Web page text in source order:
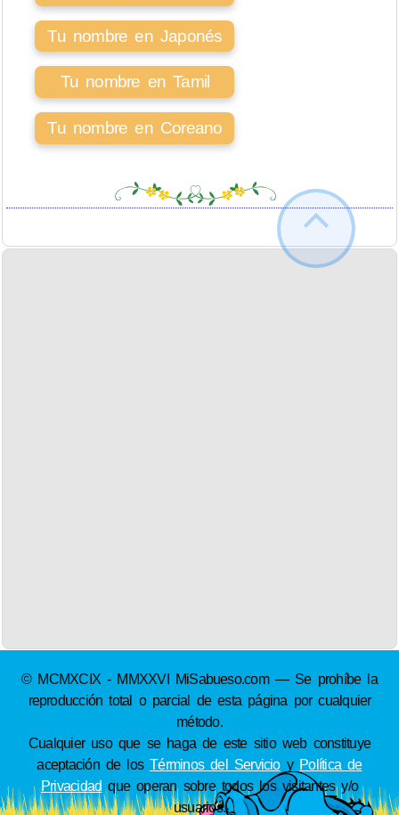
Tu nombre en Japonés
Tu nombre en Tamil
Tu nombre en Coreano
© MCMXCIX - MMXXVI MiSabueso.com — Se prohíbe la
reproducción total o parcial de esta página por cualquier
método.
Cualquier uso que se haga de este sitio web constituye
aceptación de losTérminos del Servicioy Política de
Privacidad que operan sobre todos los visitantes y/o
usuarios.